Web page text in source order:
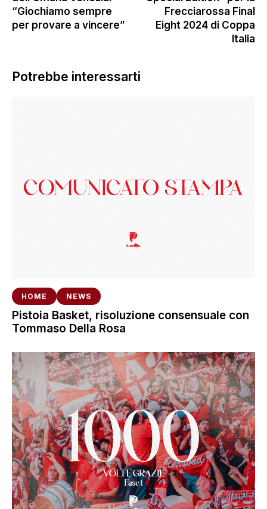
“Giochiamo sempre
per provare a vincere”
Frecciarossa Final
Eight 2024 di Coppa
Italia
Potrebbe interessarti
HOME NEWS
Pistoia Basket, risoluzione consensuale con
Tommaso Della Rosa